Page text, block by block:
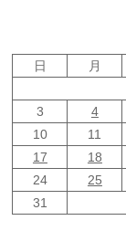
日
月
3
4
10
11
17
18
24
25
31